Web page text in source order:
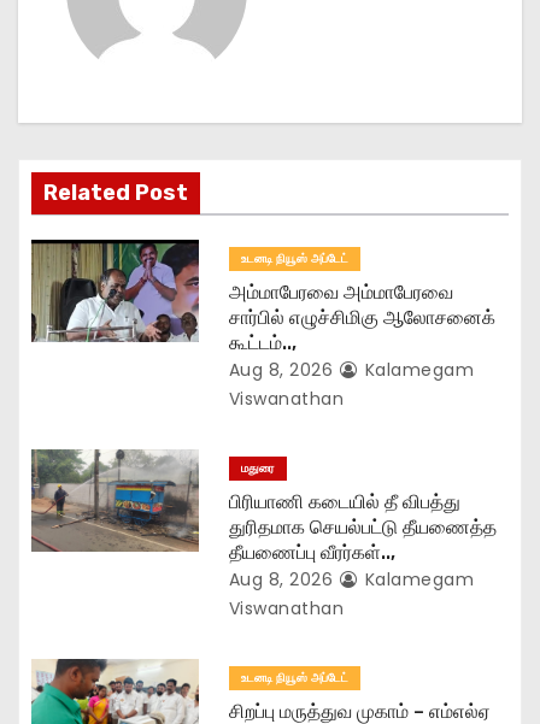
a
t
i
o
Related Post
உடனடி நியூஸ் அப்டேட்
அம்மாபேரவை அம்மாபேரவை
சார்பில் எழுச்சிமிகு ஆலோசனைக்
கூட்டம்..,
Aug 8, 2026
Kalamegam
Viswanathan
மதுரை
பிரியாணி கடையில் தீ விபத்து
துரிதமாக செயல்பட்டு தீயணைத்த
தீயணைப்பு வீரர்கள்..,
Aug 8, 2026
Kalamegam
Viswanathan
உடனடி நியூஸ் அப்டேட்
சிறப்பு மருத்துவ முகாம் – எம்எல்ஏ